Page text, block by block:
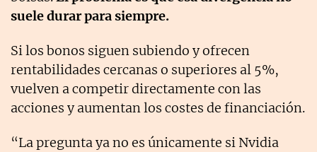
suele durar para siempre.
Si los bonos siguen subiendo y ofrecen
rentabilidades cercanas o superiores al 5%,
vuelven a competir directamente con las
acciones y aumentan los costes de financiación.
“La pregunta ya no es únicamente si Nvidia